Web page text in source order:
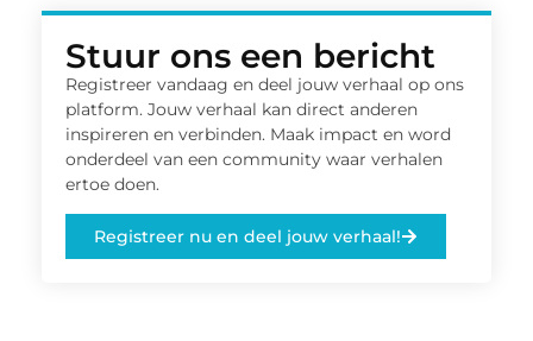
Stuur ons een bericht
Registreer vandaag en deel jouw verhaal op ons
platform. Jouw verhaal kan direct anderen
inspireren en verbinden. Maak impact en word
onderdeel van een community waar verhalen
ertoe doen.
Registreer nu en deel jouw verhaal!